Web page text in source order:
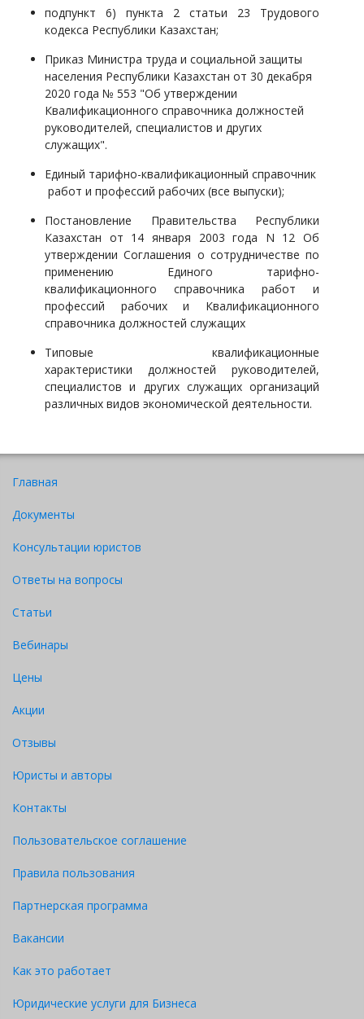
подпункт 6) пункта 2 статьи 23 Трудового
кодекса Республики Казахстан;
Приказ Министра труда и социальной защиты
населения Республики Казахстан от 30 декабря
2020 года № 553 "Об утверждении
Квалификационного справочника должностей
руководителей, специалистов и других
служащих". ­ ­
Единый тарифно-квалификационный справочник
работ и профессий рабочих (все выпуски);
Постановление Правительства Республики
Казахстан от 14 января 2003 года N 12 Об
утверждении Соглашения о сотрудничестве по
применению Единого тарифно-
квалификационного справочника работ и
профессий рабочих и Квалификационного
справочника должностей служащих
Типовые квалификационные
характеристики должностей руководителей,
специалистов и других служащих организаций
различных видов экономической деятельности.
Главная
Документы
Консультации юристов
Ответы на вопросы
Статьи
Вебинары
Цены
Акции
Отзывы
Юристы и авторы
Контакты
Пользовательское соглашение
Правила пользования
Партнерская программа
Вакансии
Как это работает
Юридические услуги для Бизнеса